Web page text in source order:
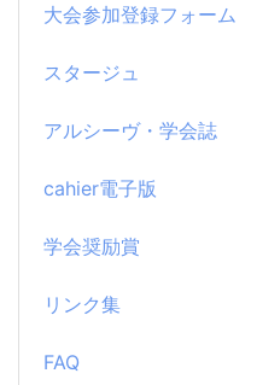
大会参加登録フォーム
スタージュ
アルシーヴ・学会誌
cahier電子版
学会奨励賞
リンク集
FAQ